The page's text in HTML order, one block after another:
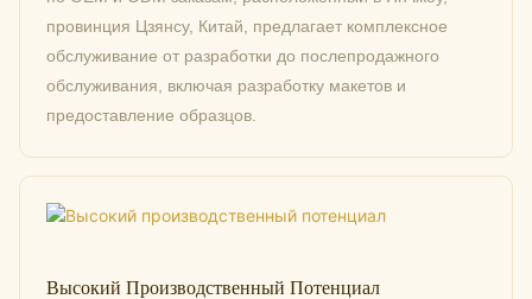
провинция Цзянсу, Китай, предлагает комплексное
обслуживание от разработки до послепродажного
обслуживания, включая разработку макетов и
предоставление образцов.
Высокий Производственный Потенциал